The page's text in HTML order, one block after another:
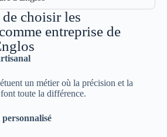
choisir les
entreprise de
un métier où la précision et la
toute la différence.